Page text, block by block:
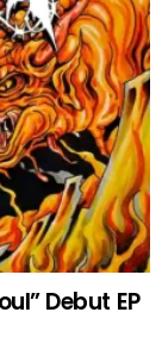
Debut EP